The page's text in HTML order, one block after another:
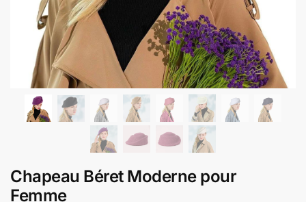
Chapeau Béret Moderne pour
Femme